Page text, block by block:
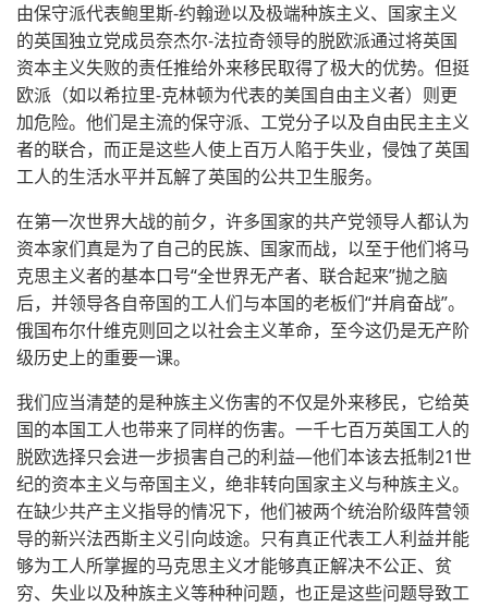
由保守派代表鲍里斯-约翰逊以及极端种族主义、国家主义
的英国独立党成员奈杰尔-法拉奇领导的脱欧派通过将英国
资本主义失败的责任推给外来移民取得了极大的优势。但挺
欧派（如以希拉里-克林顿为代表的美国自由主义者）则更
加危险。他们是主流的保守派、工党分子以及自由民主主义
者的联合，而正是这些人使上百万人陷于失业，侵蚀了英国
工人的生活水平并瓦解了英国的公共卫生服务。
在第一次世界大战的前夕，许多国家的共产党领导人都认为
资本家们真是为了自己的民族、国家而战，以至于他们将马
克思主义者的基本口号“全世界无产者、联合起来”抛之脑
后，并领导各自帝国的工人们与本国的老板们“并肩奋战”。
俄国布尔什维克则回之以社会主义革命，至今这仍是无产阶
级历史上的重要一课。
我们应当清楚的是种族主义伤害的不仅是外来移民，它给英
国的本国工人也带来了同样的伤害。一千七百万英国工人的
脱欧选择只会进一步损害自己的利益—他们本该去抵制21世
纪的资本主义与帝国主义，绝非转向国家主义与种族主义。
在缺少共产主义指导的情况下，他们被两个统治阶级阵营领
导的新兴法西斯主义引向歧途。只有真正代表工人利益并能
够为工人所掌握的马克思主义才能够真正解决不公正、贫
穷、失业以及种族主义等种种问题，也正是这些问题导致工